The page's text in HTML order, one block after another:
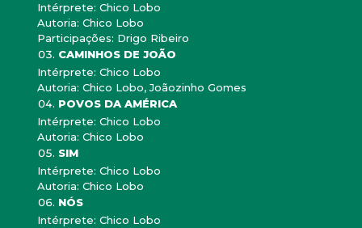
Intérprete: Chico Lobo
Autoria: Chico Lobo
Participações: Drigo Ribeiro
CAMINHOS DE JOÃO
Intérprete: Chico Lobo
Autoria: Chico Lobo, Joãozinho Gomes
POVOS DA AMÉRICA
Intérprete: Chico Lobo
Autoria: Chico Lobo
SIM
Intérprete: Chico Lobo
Autoria: Chico Lobo
NÓS
Intérprete: Chico Lobo